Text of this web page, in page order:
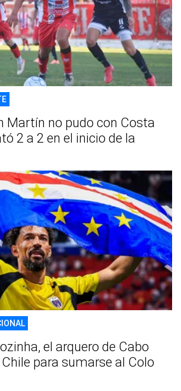
Martín no pudo con Costa
2 a 2 en el inicio de la
el arquero de Cabo
para sumarse al Colo